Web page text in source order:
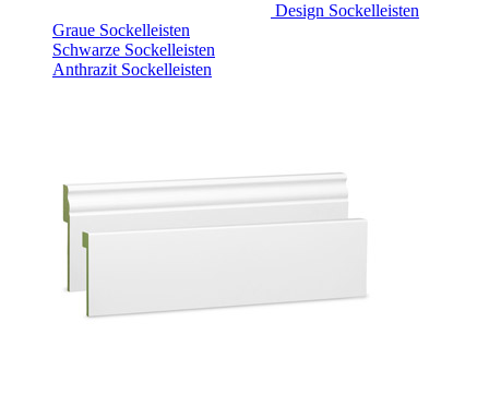
Design Sockelleisten
Graue Sockelleisten
Schwarze Sockelleisten
Anthrazit Sockelleisten